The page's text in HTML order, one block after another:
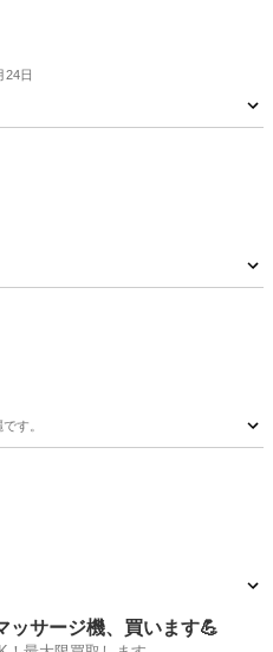
24日
す。
ン家電 ガスコンロ
ッサージ機、買います💪